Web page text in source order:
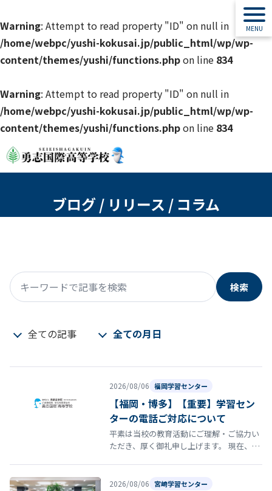
Warning: Attempt to read property "ID" on null in
/home/webpc/yushi-kokusai.jp/public_html/wp/wp-
content/themes/yushi/functions.phpon line 834
Warning: Attempt to read property "ID" on null in
/home/webpc/yushi-kokusai.jp/public_html/wp/wp-
content/themes/yushi/functions.phpon line 834
ブログ / リリース / コラム
キーワードで記事を検索
検索
全ての記事 全ての月日
2026/08/06 福岡学習センター
【福岡・博多】【重要】学習セン
ターの電話ご対応について
平素は当校の教育活動にご理解・ご協力い
ただき、厚く御礼申し上げます。 現在、福
2026/08/06 宮崎学習センター